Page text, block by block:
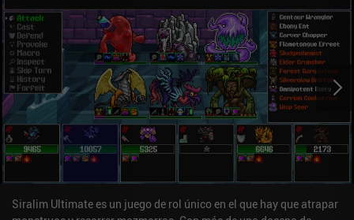
Siralim Ultimate es un juego de rol único en el que hay que atrapar